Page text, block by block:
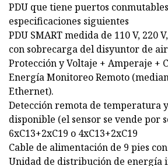
PDU que tiene puertos
especificaciones siguientes
PDU SMART medida de 110 V, 220
con sobrecarga del disyuntor de
Protección y Voltaje + Amperaje +
Energía Monitoreo Remoto
Ethernet).
Detección remota de temperatura
disponible (el sensor se vende por
6xC13+2xC19 o 4xC13+2xC19
Cable de alimentación de 9 pies
Unidad de distribución de energía